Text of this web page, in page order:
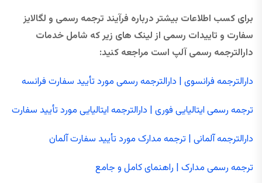
برای کسب اطلاعات بیشتر درباره فرآیند ترجمه رسمی و لگالایز
سفارت و تاییدات رسمی از لینک های زیر که شامل خدمات
دارالترجمه رسمی آلپ است مراجعه کنید:
دارالترجمه فرانسوی | دارالترجمه رسمی مورد تأیید سفارت فرانسه
ترجمه رسمی ایتالیایی فوری | دارالترجمه ایتالیایی مورد تأیید سفارت
دارالترجمه آلمانی | ترجمه مدارک مورد تأیید سفارت آلمان
ترجمه رسمی مدارک | راهنمای کامل و جامع